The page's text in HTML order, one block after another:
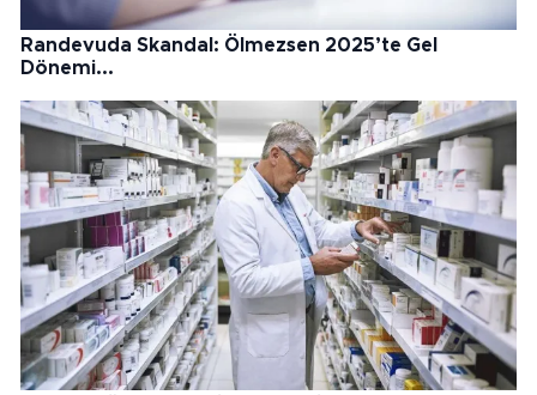
Randevuda Skandal: Ölmezsen 2025’te Gel
Dönemi...